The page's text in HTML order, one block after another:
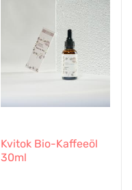
Kvitok Bio-Kaffeeöl
30ml